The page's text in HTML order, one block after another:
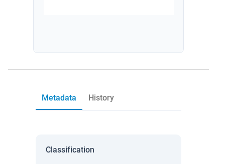
Metadata History
Classification